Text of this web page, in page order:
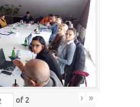
of 2 › »